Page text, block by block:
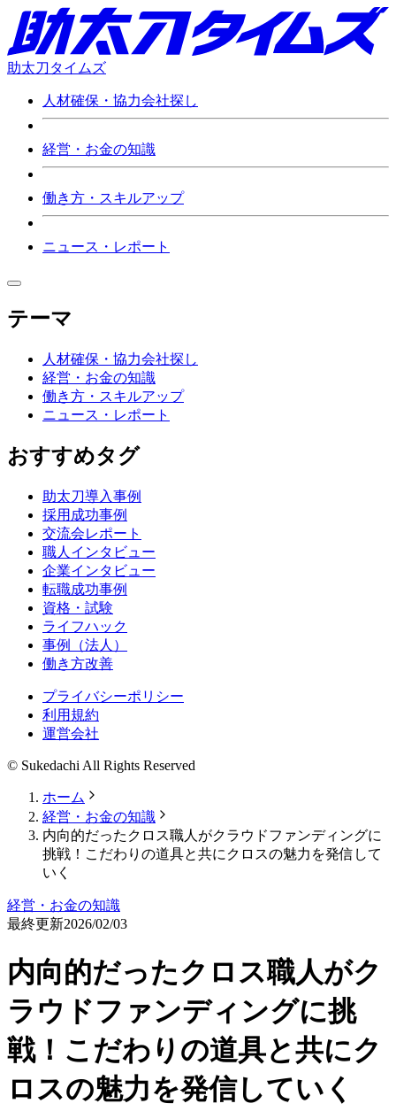
助太刀タイムズ
人材確保・協力会社探し
経営・お金の知識
働き方・スキルアップ
ニュース・レポート
テーマ
人材確保・協力会社探し
経営・お金の知識
働き方・スキルアップ
ニュース・レポート
おすすめタグ
助太刀導入事例
採用成功事例
交流会レポート
職人インタビュー
企業インタビュー
転職成功事例
資格・試験
ライフハック
事例（法人）
働き方改善
プライバシーポリシー
利用規約
運営会社
© Sukedachi All Rights Reserved
ホーム
経営・お金の知識
内向的だったクロス職人がクラウドファンディングに
挑戦！こだわりの道具と共にクロスの魅力を発信して
いく
経営・お金の知識
最終更新2026/02/03
内向的だったクロス職人がク
ラウドファンディングに挑
戦！こだわりの道具と共にク
ロスの魅力を発信していく